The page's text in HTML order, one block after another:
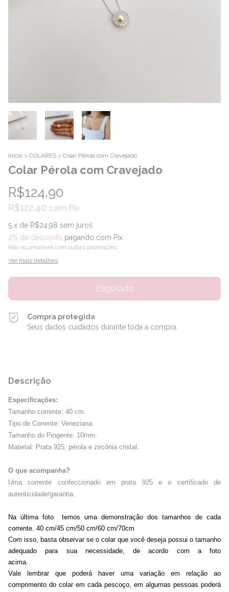
Início > COLARES > Colar Pérola com Cravejado
Colar Pérola com Cravejado
R$124,90
R$122,40 com Pix
5 x de R$24,98 sem juros
2% de desconto pagando com Pix
Não acumulável com outras promoções
Ver mais detalhes
Compra protegida
Seus dados cuidados durante toda a compra.
Descrição
Especificações:
Tamanho corrente: 40 cm.
Tipo de Corrente: Veneziana.
Tamanho do Pingente: 10mm.
Material: Prata 925, pérola e zircônia cristal.
O que acompanha?
Uma corrente confeccionado em prata 925 e o certificado de
autenticidade/garantia.
Na última foto temos uma demonstração dos tamanhos de cada
corrente. 40 cm/45 cm/50 cm/60 cm/70cm
Com isso, basta observar se o colar que você deseja possui o tamanho
adequado para sua necessidade, de acordo com a foto
acima.
Vale lembrar que poderá haver uma variação em relação ao
comprimento do colar em cada pescoço, em algumas pessoas poderá